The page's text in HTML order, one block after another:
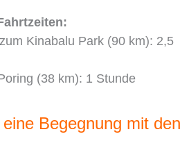
Kinabalu Park (90 km): 2,5
(38 km): 1 Stunde
Begegnung mit den